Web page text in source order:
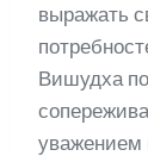
выражать
Вишудха
уважением